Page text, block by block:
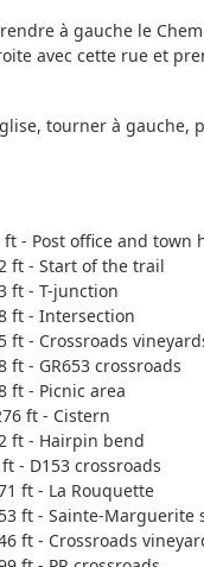
à gauche le
avec cette rue et
tourner à gauche,
ft - Post office and town
ft - Start of the trail
ft - T-junction
ft - Intersection
ft - Crossroads
ft - GR653 crossroads
ft - Picnic area
ft - Cistern
ft - Hairpin bend
- D153 crossroads
ft - La Rouquette
ft - Sainte-Marguerite
ft - Crossroads